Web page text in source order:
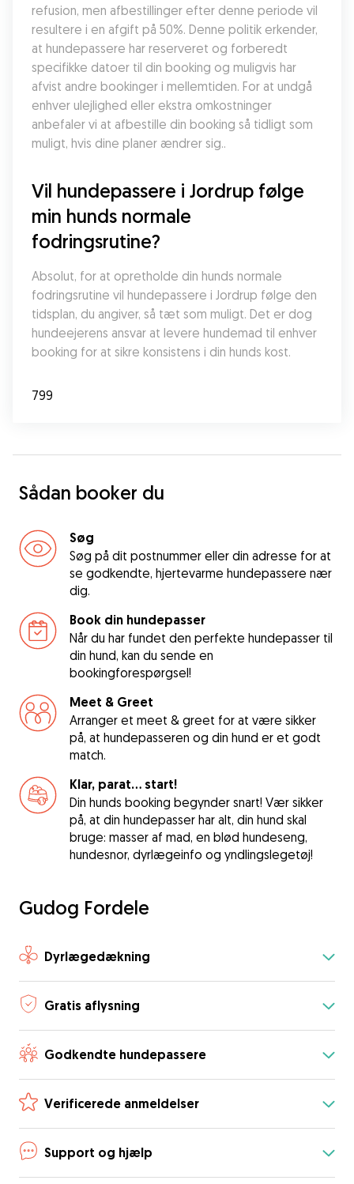
refusion, men afbestillinger efter denne periode vil
resultere i en afgift på 50%. Denne politik erkender,
at hundepassere har reserveret og forberedt
specifikke datoer til din booking og muligvis har
afvist andre bookinger i mellemtiden. For at undgå
enhver ulejlighed eller ekstra omkostninger
anbefaler vi at afbestille din booking så tidligt som
muligt, hvis dine planer ændrer sig..
Vil hundepassere i Jordrup følge
min hunds normale
fodringsrutine?
Absolut, for at opretholde din hunds normale
fodringsrutine vil hundepassere i Jordrup følge den
tidsplan, du angiver, så tæt som muligt. Det er dog
hundeejerens ansvar at levere hundemad til enhver
booking for at sikre konsistens i din hunds kost.
799
Sådan booker du
Søg
Søg på dit postnummer eller din adresse for at
se godkendte, hjertevarme hundepassere nær
dig.
Book din hundepasser
Når du har fundet den perfekte hundepasser til
din hund, kan du sende en
bookingforespørgsel!
Meet & Greet
Arranger et meet & greet for at være sikker
på, at hundepasseren og din hund er et godt
match.
Klar, parat... start!
Din hunds booking begynder snart! Vær sikker
på, at din hundepasser har alt, din hund skal
bruge: masser af mad, en blød hundeseng,
hundesnor, dyrlægeinfo og yndlingslegetøj!
Gudog Fordele
Dyrlægedækning
Gratis aflysning
Godkendte hundepassere
Verificerede anmeldelser
Support og hjælp